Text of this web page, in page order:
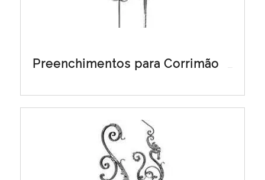
Preenchimentos para Corrimão